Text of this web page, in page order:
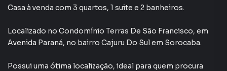
Churrasqueira
Salão de Festas
Casa à venda com 3 quartos, 1 suite e 2 banheiros.
Localizado no Condomínio Terras De São Francisco, em
Avenida Paraná, no bairro Cajuru Do Sulem Sorocaba.
Possui uma ótima localização, ideal para quem procura